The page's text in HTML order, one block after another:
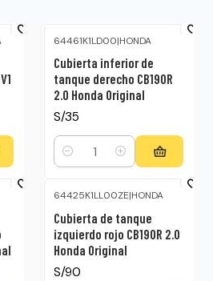
64461K1LD00|HONDA
Cubierta inferior de
tanque derecho CB190R
2.0 Honda Original
S/35
Cantidad
64425K1LL00ZE|HONDA
Cubierta de tanque
izquierdo rojo CB190R 2.0
Honda Original
S/90